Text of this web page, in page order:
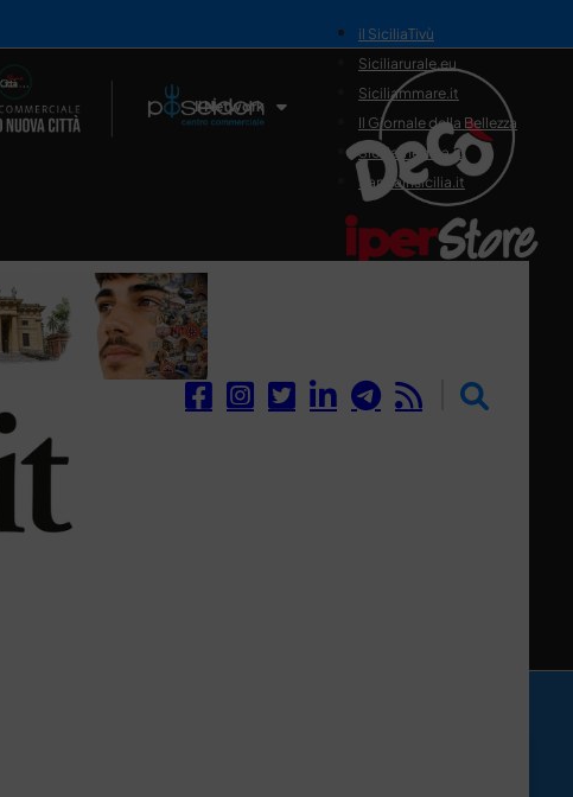
Il Network
il SiciliaTivù
Siciliarurale.eu
Siciliammare.it
Il Giornale della Bellezza
Siciliamedica.it
Sanitainsicilia.it